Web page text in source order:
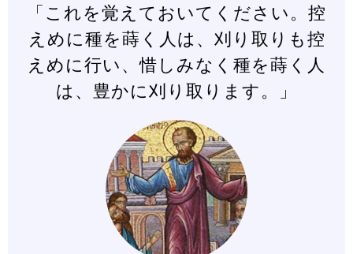
「これを覚えておいてください。控
えめに種を蒔く人は、刈り取りも控
えめに行い、惜しみなく種を蒔く人
は、豊かに刈り取ります。」